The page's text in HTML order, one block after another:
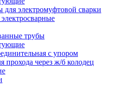
для электромуфтовой сварки
трубы
с упором
прохода через ж/б колодец